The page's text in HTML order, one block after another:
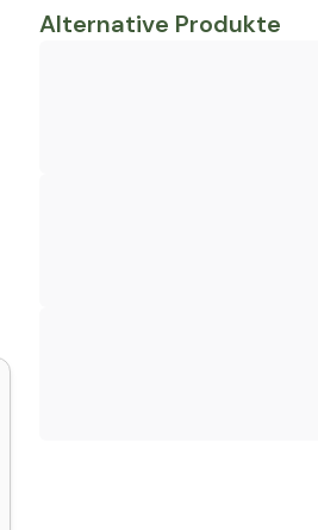
Alternative Produkte